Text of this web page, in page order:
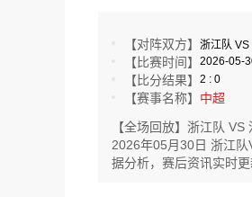
【对阵双方】 浙江队 VS
【比赛时间】 2026-05-
【比分结果】 2 : 0
【赛事名称】 中超
【全场回放】浙江队
2026年05月30日 浙江
据分析，赛后资讯实时